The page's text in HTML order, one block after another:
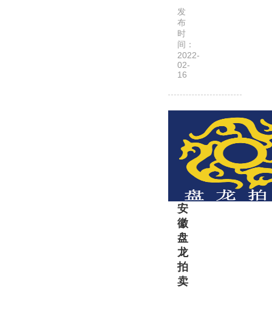
行
业
经
营
许
可
证》，
源
辅
拍
网
络
有
司
成
立
于
2019
年
1
发
布
时
间：
2022-
02-
16
安
徽
盘
龙
拍
卖